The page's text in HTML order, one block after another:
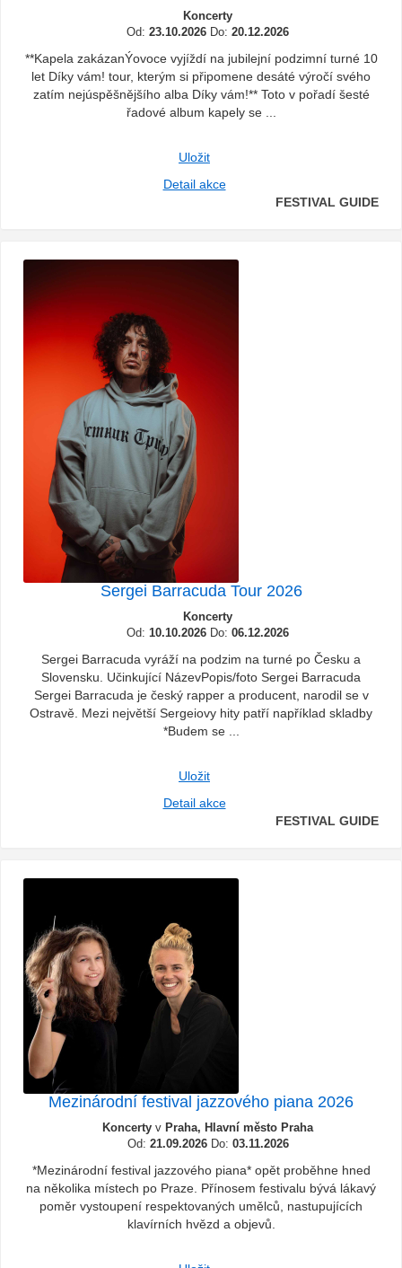
Koncerty
Od: 23.10.2026 Do: 20.12.2026
**Kapela zakázanÝovoce vyjíždí na jubilejní podzimní turné 10
let Díky vám! tour, kterým si připomene desáté výročí svého
zatím nejúspěšnějšího alba Díky vám!** Toto v pořadí šesté
řadové album kapely se ...
Uložit
Detail akce
FESTIVAL GUIDE
Sergei Barracuda Tour 2026
Koncerty
Od: 10.10.2026 Do: 06.12.2026
Sergei Barracuda vyráží na podzim na turné po Česku a
Slovensku. Učinkující NázevPopis/foto Sergei Barracuda
Sergei Barracuda je český rapper a producent, narodil se v
Ostravě. Mezi největší Sergeiovy hity patří například skladby
*Budem se ...
Uložit
Detail akce
FESTIVAL GUIDE
Mezinárodní festival jazzového piana 2026
Koncerty v Praha, Hlavní město Praha
Od: 21.09.2026Do: 03.11.2026
*Mezinárodní festival jazzového piana* opět proběhne hned
na několika místech po Praze. Přínosem festivalu bývá lákavý
poměr vystoupení respektovaných umělců, nastupujících
klavírních hvězd a objevů.